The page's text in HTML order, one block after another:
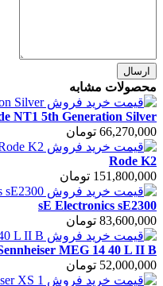
ارسال
محصولات مشابه
NT1 5th Generation Silver
66,270,000 تومان
Rode K2
151,800,000 تومان
sE Electronics sE2300
83,600,000 تومان
MEG 14 40 L II B
52,000,000 تومان